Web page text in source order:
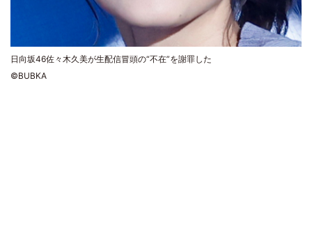
日向坂46佐々木久美が生配信冒頭の“不在”を謝罪した
©BUBKA